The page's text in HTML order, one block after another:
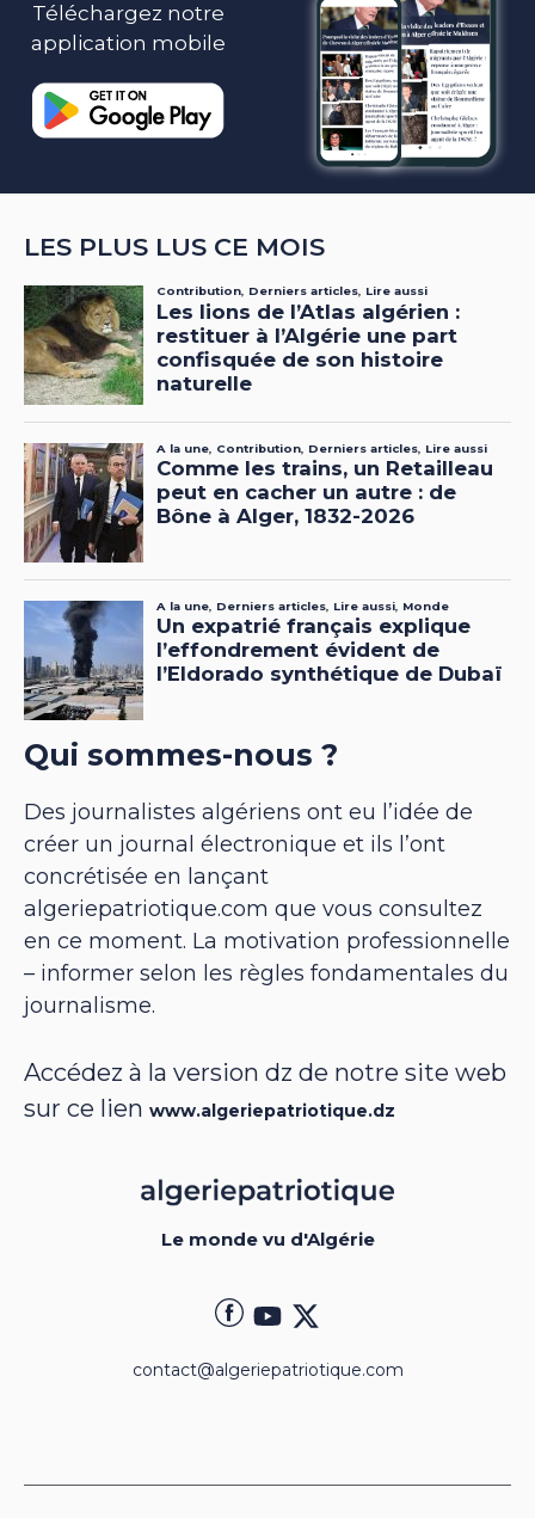
Téléchargez notre
application mobile
LES PLUS LUS CE MOIS
Qui sommes-nous ?
Des journalistes algériens ont eu l’idée de
créer un journal électronique et ils l’ont
concrétisée en lançant
algeriepatriotique.com que vous consultez
en ce moment. La motivation professionnelle
– informer selon les règles fondamentales du
journalisme.
Accédez à la version dz de notre site web
sur ce lien www.algeriepatriotique.dz
Le monde vu d'Algérie
contact@algeriepatriotique.com